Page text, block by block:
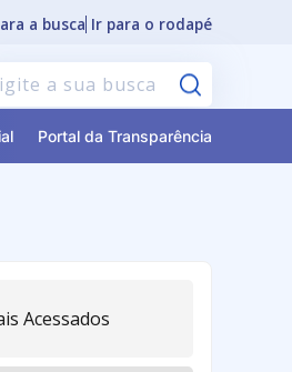
a busca Ir para o rodapé
Portal da Transparência
Acessados